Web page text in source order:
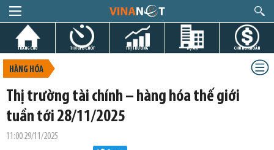
TRANG CHỦ TIN GIỜ CHÓT THỊ TRƯỜNG DỰ ÁN CHỨNG KHOÁN
HÀNG HÓA
Thị trường tài chính – hàng hóa thế giới
tuần tới 28/11/2025
11:00 29/11/2025